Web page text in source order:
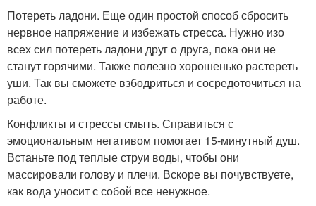
Потереть ладони. Еще один простой способ сбросить
нервное напряжение и избежать стресса. Нужно изо
всех сил потереть ладони друг о друга, пока они не
станут горячими. Также полезно хорошенько растереть
уши. Так вы сможете взбодриться и сосредоточиться на
работе.
Конфликты и стрессы смыть. Справиться с
эмоциональным негативом помогает 15-минутный душ.
Встаньте под теплые струи воды, чтобы они
массировали голову и плечи. Вскоре вы почувствуете,
как вода уносит с собой все ненужное.